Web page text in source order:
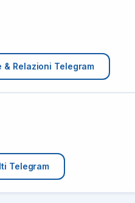
& Relazioni Telegram
Telegram